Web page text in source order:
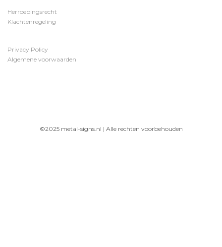
Herroepingsrecht
Klachtenregeling
Privacy Policy
Algemene voorwaarden
©2025 metal-signs.nl | Alle rechten voorbehouden